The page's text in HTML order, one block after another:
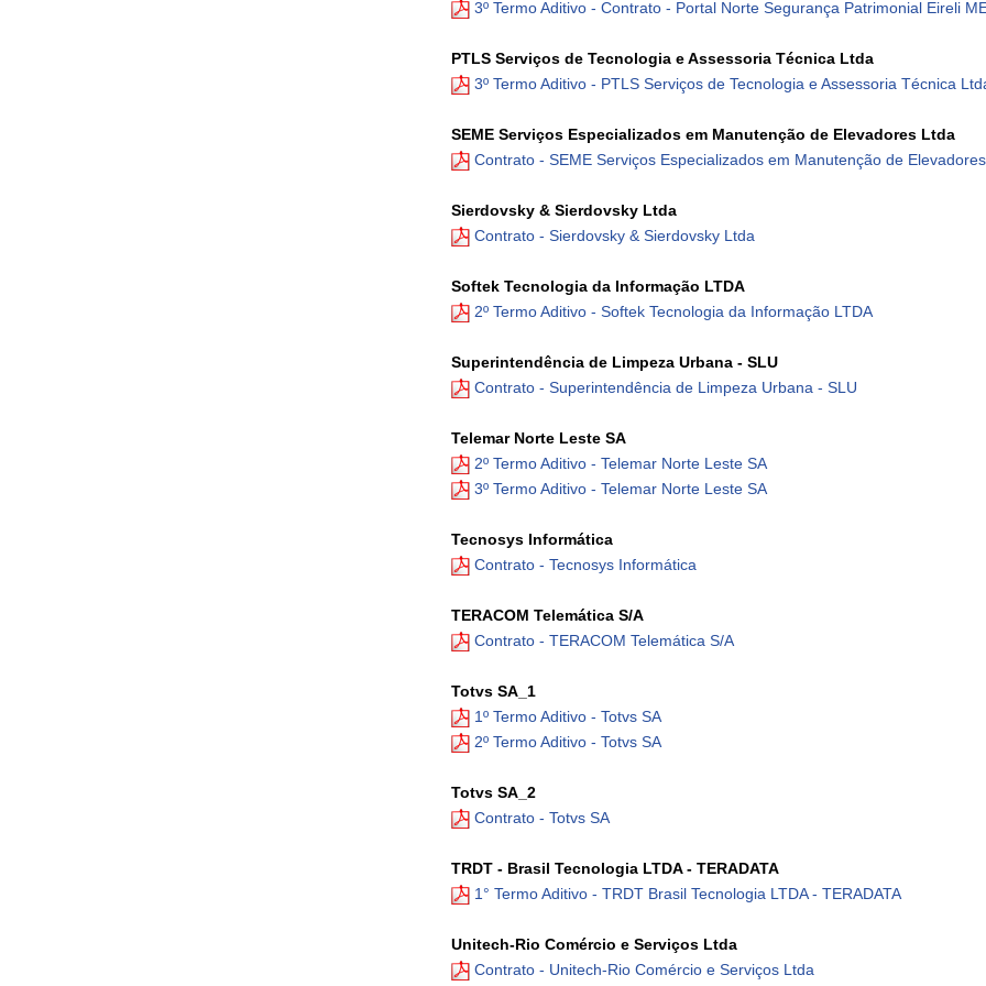
3º Termo Aditivo - Contrato - Portal Norte Segurança Patrimonial Eireli
PTLS Serviços de Tecnologia e Assessoria Técnica Ltda
3º Termo Aditivo - PTLS Serviços de Tecnologia e Assessoria Técnica
SEME Serviços Especializados em Manutenção de Elevadores Ltda
Contrato - SEME Serviços Especializados em Manutenção de
Sierdovsky & Sierdovsky Ltda
Contrato - Sierdovsky & Sierdovsky Ltda
Softek Tecnologia da Informação LTDA
2º Termo Aditivo - Softek Tecnologia da Informação LTDA
Superintendência de Limpeza Urbana - SLU
Contrato - Superintendência de Limpeza Urbana - SLU
Telemar Norte Leste SA
2º Termo Aditivo - Telemar Norte Leste SA
3º Termo Aditivo - Telemar Norte Leste SA
Tecnosys Informática
Contrato - Tecnosys Informática
TERACOM Telemática S/A
Contrato - TERACOM Telemática S/A
Totvs SA_1
1º Termo Aditivo - Totvs SA
2º Termo Aditivo - Totvs SA
Totvs SA_2
Contrato - Totvs SA
TRDT - Brasil Tecnologia LTDA - TERADATA
1° Termo Aditivo - TRDT Brasil Tecnologia LTDA - TERADATA
Unitech-Rio Comércio e Serviços Ltda
Contrato - Unitech-Rio Comércio e Serviços Ltda